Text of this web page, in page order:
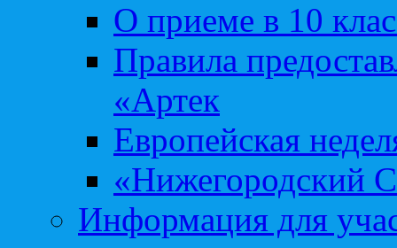
О приеме в 10
Правила
«Артек
Европейская
«Нижегородский
Информация для